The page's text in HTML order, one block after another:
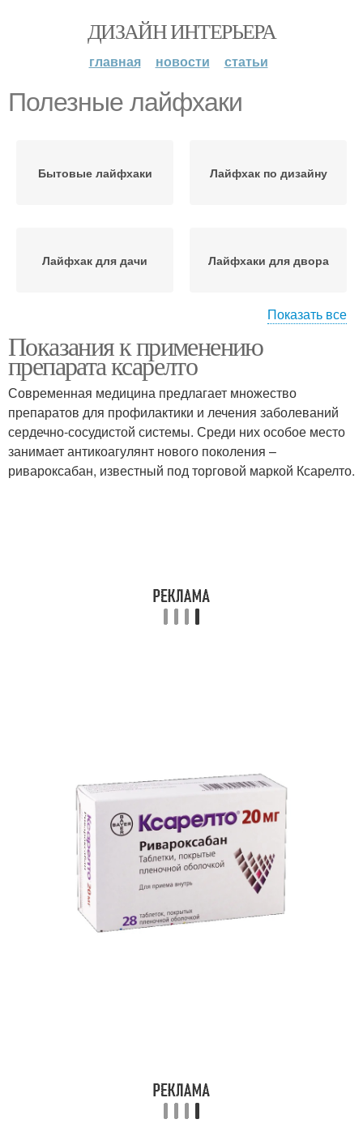
ДИЗАЙН ИНТЕРЬЕРА
главная новости статьи
Полезные лайфхаки
Бытовые лайфхаки Лайфхак по дизайну
Лайфхак для дачи Лайфхаки для двора
Лайфхаки для дачи Лайфхаки для кухни
Лайфхаки для уборки Дачный лайфхак
Показать все
Показания к применению
препарата ксарелто
Современная медицина предлагает множество
препаратов для профилактики и лечения заболеваний
сердечно-сосудистой системы. Среди них особое место
занимает антикоагулянт нового поколения –
ривароксабан, известный под торговой маркой Ксарелто.